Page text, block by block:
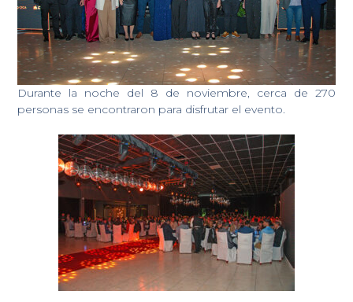
Durante la noche del 8 de noviembre, cerca de 270
personas se encontraron para disfrutar el evento.